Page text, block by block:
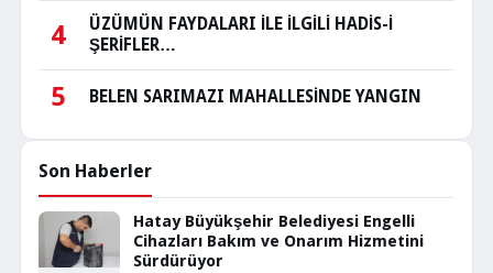
4
ÜZÜMÜN FAYDALARI İLE İLGİLİ HADİS-İ
ŞERİFLER…
5 BELEN SARIMAZI MAHALLESİNDE YANGIN
Son Haberler
Hatay Büyükşehir Belediyesi Engelli
Cihazları Bakım ve Onarım Hizmetini
Sürdürüyor